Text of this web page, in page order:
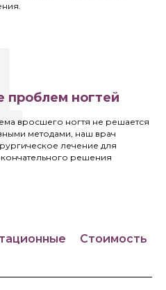
проблем ногтей
вросшего ногтя не решается
методами, наш врач
лечение для
решения
Стоимость